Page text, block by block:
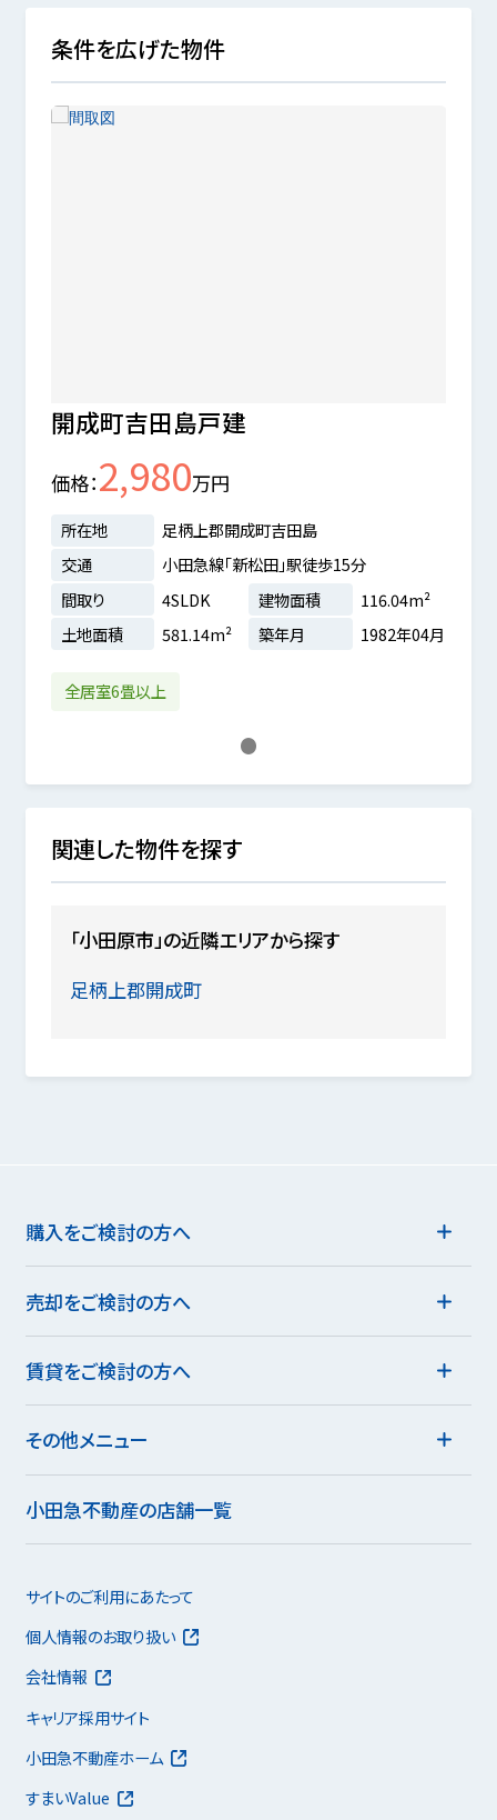
条件を広げた物件
開成町吉田島戸建
価格 2,980万円
所在地
足柄上郡開成町吉田島
交通
小田急線「新松田」駅徒歩15分
間取り
4SLDK 建物面積
116.04m²
土地面積
581.14m² 築年月 1982年04月
全居室6畳以上
1
関連した物件を探す
「小田原市」の近隣エリアから探す
足柄上郡開成町
購入をご検討の方へ
売却をご検討の方へ
賃貸をご検討の方へ
その他メニュー
小田急不動産の店舗一覧
サイトのご利用にあたって
個人情報のお取り扱い
会社情報
キャリア採用サイト
小田急不動産ホーム
すまいValue